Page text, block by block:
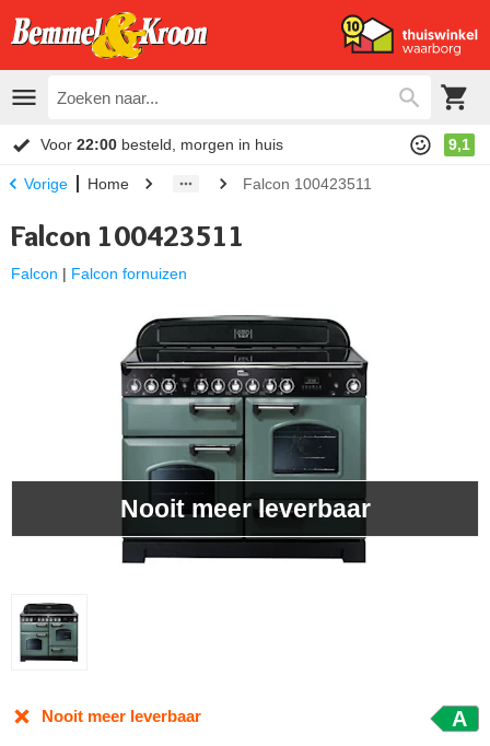
Voor 22:00 besteld, morgen in huis 9,1
Vorige Home Falcon 100423511
Falcon 100423511
Falcon | Falcon fornuizen
Nooit meer leverbaar
Nooit meer leverbaar A